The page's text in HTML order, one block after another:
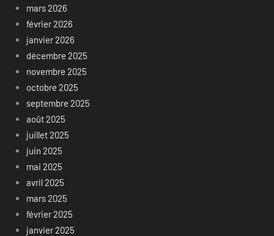
mars 2026
février 2026
janvier 2026
décembre 2025
novembre 2025
octobre 2025
septembre 2025
août 2025
juillet 2025
juin 2025
mai 2025
avril 2025
mars 2025
février 2025
janvier 2025